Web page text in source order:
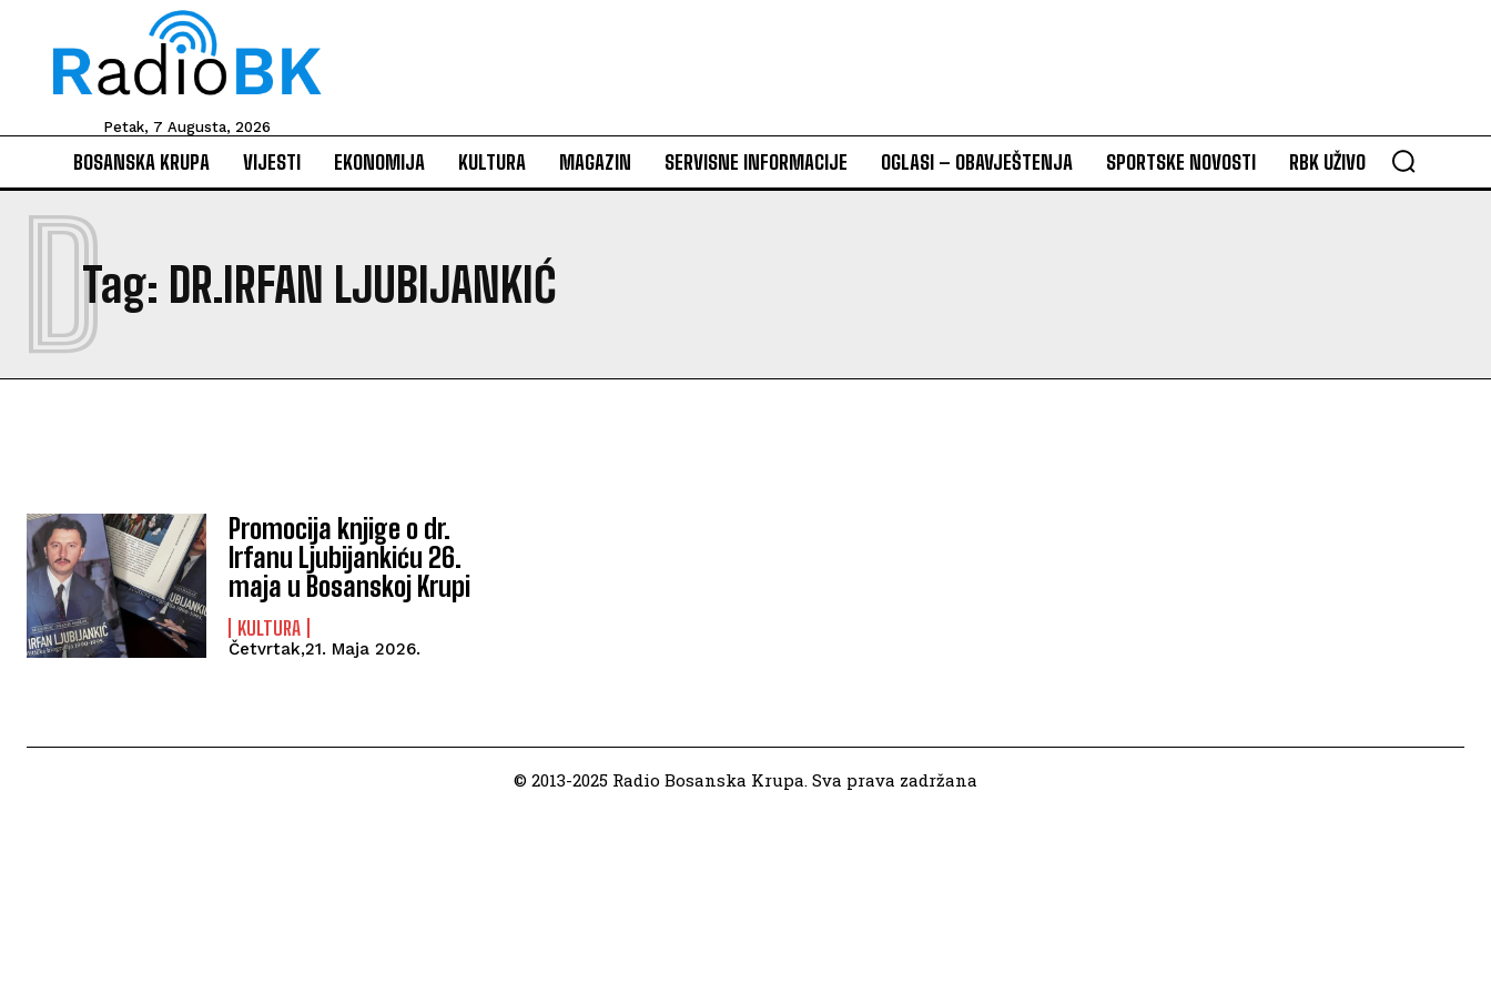
Petak, 7 Augusta, 2026
BOSANSKA KRUPA VIJESTI EKONOMIJA KULTURA MAGAZIN SERVISNE INFORMACIJE OGLASI – OBAVJEŠTENJA SPORTSKE NOVOSTI RBK UŽIVO
Tag: DR.IRFAN LJUBIJANKIĆ
D
Promocija knjige o dr.
Irfanu Ljubijankiću 26.
maja u Bosanskoj Krupi
KULTURA
Četvrtak,21. Maja 2026.
© 2013-2025 Radio Bosanska Krupa. Sva prava zadržana